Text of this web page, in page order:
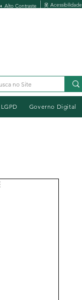
◐ Alto Contraste 옷 Acessibilidade
LGPD Governo Digital